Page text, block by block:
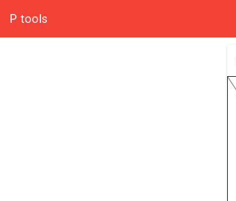
P tools